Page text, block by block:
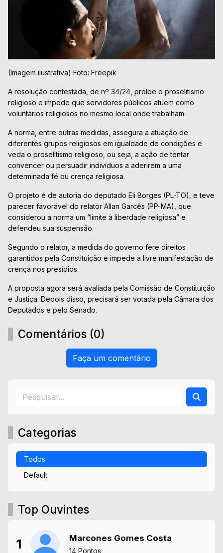
(Imagem ilustrativa) Foto: Freepik
A resolução contestada, de nº 34/24, proíbe o proselitismo
religioso e impede que servidores públicos atuem como
voluntários religiosos no mesmo local onde trabalham.
A norma, entre outras medidas, assegura a atuação de
diferentes grupos religiosos em igualdade de condições e
veda o proselitismo religioso, ou seja, a ação de tentar
convencer ou persuadir indivíduos a aderirem a uma
determinada fé ou crença religiosa.
O projeto é de autoria do deputado Eli Borges (PL-TO), e teve
parecer favorável do relator Allan Garcês (PP-MA), que
considerou a norma um “limite à liberdade religiosa” e
defendeu sua suspensão.
Segundo o relator, a medida do governo fere direitos
garantidos pela Constituição e impede a livre manifestação de
crença nos presídios.
A proposta agora será avaliada pela Comissão de Constituição
e Justiça. Depois disso, precisará ser votada pela Câmara dos
Deputados e pelo Senado.
Comentários (0)
Faça um comentário
Categorias
Todos
Default
Top Ouvintes
1 Marcones Gomes Costa
14 Pontos